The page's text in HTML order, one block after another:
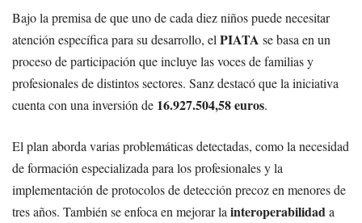
Bajo la premisa de que uno de cada diez niños puede necesitar
atención específica para su desarrollo, el PIATA se basa en un
proceso de participación que incluye las voces de familias y
profesionales de distintos sectores. Sanz destacó que la iniciativa
cuenta con una inversión de 16.927.504,58 euros.
El plan aborda varias problemáticas detectadas, como la necesidad
de formación especializada para los profesionales y la
implementación de protocolos de detección precoz en menores de
tres años. También se enfoca en mejorar la interoperabilidada